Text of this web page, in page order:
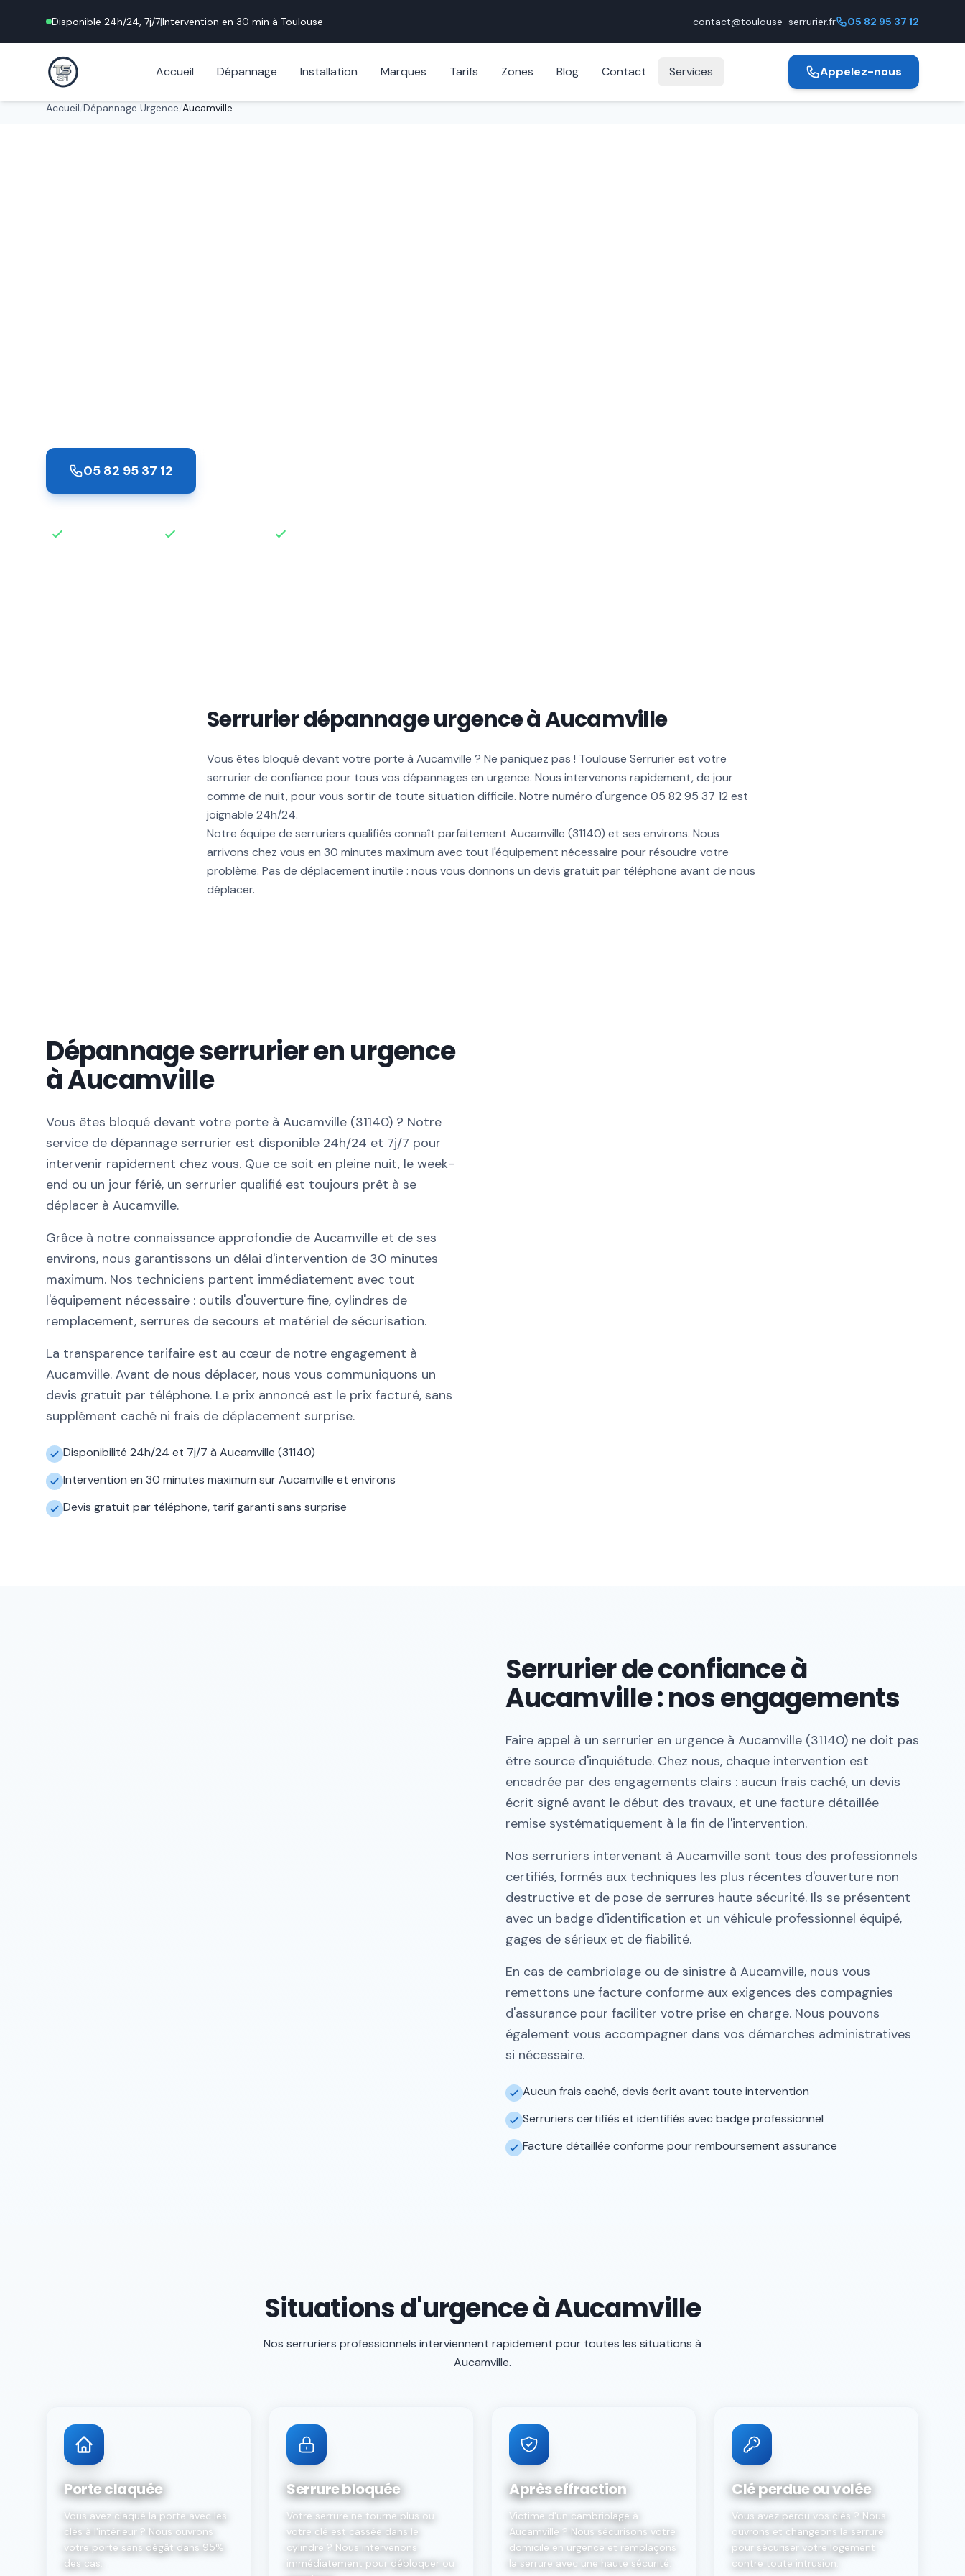
Disponible 24h/24, 7j/7|Intervention en 30 min à Toulouse contact@toulouse-serrurier.fr 05 82 95 37 12
Accueil Dépannage Installation Marques Tarifs Zones Blog Contact Services Appelez-nous
Accueil Dépannage Urgence Aucamville
05 82 95 37 12
Serrurier dépannage urgence à Aucamville
Vous êtes bloqué devant votre porte à Aucamville ? Ne paniquez pas ! Toulouse Serrurier est votre
serrurier de confiance pour tous vos dépannages en urgence. Nous intervenons rapidement, de jour
comme de nuit, pour vous sortir de toute situation difficile. Notre numéro d'urgence 05 82 95 37 12 est
joignable 24h/24.
Notre équipe de serruriers qualifiés connaît parfaitement Aucamville (31140) et ses environs. Nous
arrivons chez vous en 30 minutes maximum avec tout l'équipement nécessaire pour résoudre votre
problème. Pas de déplacement inutile : nous vous donnons un devis gratuit par téléphone avant de nous
déplacer.
Dépannage serrurier en urgence
à Aucamville
Vous êtes bloqué devant votre porte à Aucamville (31140) ? Notre
service de dépannage serrurier est disponible 24h/24 et 7j/7 pour
intervenir rapidement chez vous. Que ce soit en pleine nuit, le week-
end ou un jour férié, un serrurier qualifié est toujours prêt à se
déplacer à Aucamville.
Grâce à notre connaissance approfondie de Aucamville et de ses
environs, nous garantissons un délai d'intervention de 30 minutes
maximum. Nos techniciens partent immédiatement avec tout
l'équipement nécessaire : outils d'ouverture fine, cylindres de
remplacement, serrures de secours et matériel de sécurisation.
La transparence tarifaire est au cœur de notre engagement à
Aucamville. Avant de nous déplacer, nous vous communiquons un
devis gratuit par téléphone. Le prix annoncé est le prix facturé, sans
supplément caché ni frais de déplacement surprise.
Disponibilité 24h/24 et 7j/7 à Aucamville (31140)
Intervention en 30 minutes maximum sur Aucamville et environs
Devis gratuit par téléphone, tarif garanti sans surprise
Serrurier de confiance à
Aucamville : nos engagements
Faire appel à un serrurier en urgence à Aucamville (31140) ne doit pas
être source d'inquiétude. Chez nous, chaque intervention est
encadrée par des engagements clairs : aucun frais caché, un devis
écrit signé avant le début des travaux, et une facture détaillée
remise systématiquement à la fin de l'intervention.
Nos serruriers intervenant à Aucamville sont tous des professionnels
certifiés, formés aux techniques les plus récentes d'ouverture non
destructive et de pose de serrures haute sécurité. Ils se présentent
avec un badge d'identification et un véhicule professionnel équipé,
gages de sérieux et de fiabilité.
En cas de cambriolage ou de sinistre à Aucamville, nous vous
remettons une facture conforme aux exigences des compagnies
d'assurance pour faciliter votre prise en charge. Nous pouvons
également vous accompagner dans vos démarches administratives
si nécessaire.
Aucun frais caché, devis écrit avant toute intervention
Serruriers certifiés et identifiés avec badge professionnel
Facture détaillée conforme pour remboursement assurance
Situations d'urgence à Aucamville
Nos serruriers professionnels interviennent rapidement pour toutes les situations à
Aucamville.
Porte claquée
Vous avez claqué la porte avec les
clés à l'intérieur ? Nous ouvrons
votre porte sans dégât dans 95%
des cas.
Serrure bloquée
Votre serrure ne tourne plus ou
votre clé est cassée dans le
cylindre ? Nous intervenons
immédiatement pour débloquer ou
Après effraction
Victime d'un cambriolage à
Aucamville ? Nous sécurisons votre
domicile en urgence et remplaçons
la serrure avec une haute sécurité.
Clé perdue ou volée
Vous avez perdu vos clés ? Nous
ouvrons et changeons la serrure
pour sécuriser votre logement
contre toute intrusion.